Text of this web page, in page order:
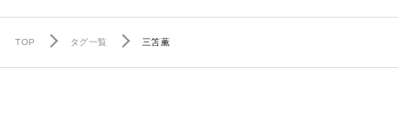
TOP タグ一覧 三笘薫